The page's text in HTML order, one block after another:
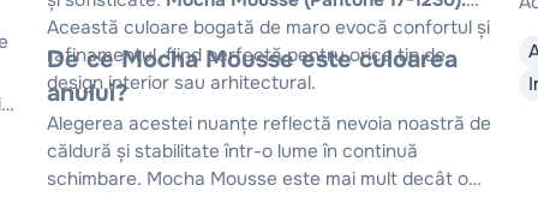
Această culoare bogată de maro evocă confortul și
rafinamentul, fiind perfectă pentru orice tip de
design interior sau arhitectural.
De ce Mocha Mousse este culoarea
anului?
Alegerea acestei nuanțe reflectă nevoia noastră de
căldură și stabilitate într-o lume în continuă
schimbare. Mocha Mousse este mai mult decât o